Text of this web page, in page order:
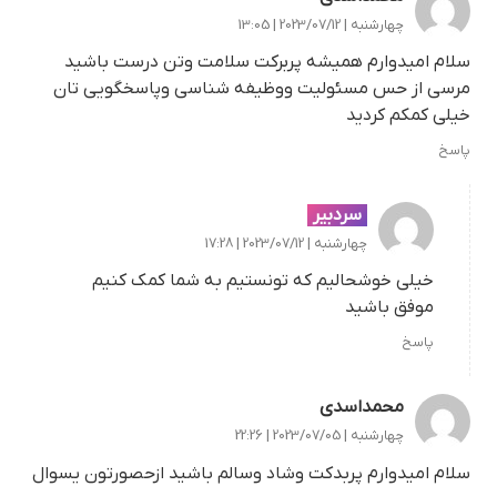
چهارشنبه | 2023/07/12 | 13:05
سلام امیدوارم همیشه پربرکت سلامت وتن درست باشید
مرسی از حس مسئولیت ووظیفه شناسی وپاسخگویی تان
خیلی کمکم کردید
پاسخ
سردبیر
چهارشنبه | 2023/07/12 | 17:28
خیلی خوشحالیم که تونستیم به شما کمک کنیم
موفق باشید
پاسخ
محمداسدی
چهارشنبه | 2023/07/05 | 22:26
سلام امیدوارم پربدکت وشاد وسالم باشید ازحصورتون یسوال